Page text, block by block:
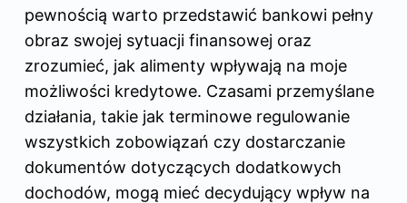
pewnością warto przedstawić bankowi pełny
obraz swojej sytuacji finansowej oraz
zrozumieć, jak alimenty wpływają na moje
możliwości kredytowe. Czasami przemyślane
działania, takie jak terminowe regulowanie
wszystkich zobowiązań czy dostarczanie
dokumentów dotyczących dodatkowych
dochodów, mogą mieć decydujący wpływ na